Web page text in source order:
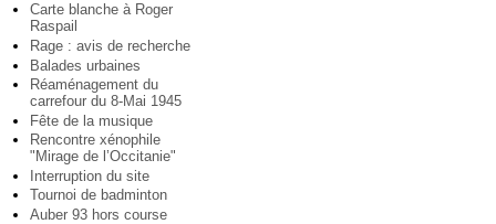
Carte blanche à Roger
Raspail
Rage : avis de recherche
Balades urbaines
Réaménagement du
carrefour du 8-Mai 1945
Fête de la musique
Rencontre xénophile
"Mirage de l’Occitanie"
Interruption du site
Tournoi de badminton
Auber 93 hors course